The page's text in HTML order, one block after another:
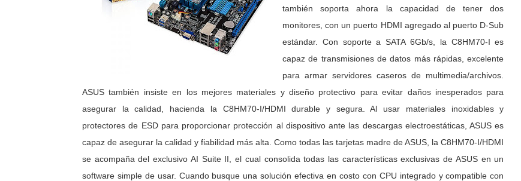
también soporta ahora la capacidad de tener dos
monitores, con un puerto HDMI agregado al puerto D-Sub
estándar. Con soporte a SATA 6Gb/s, la C8HM70-I es
capaz de transmisiones de datos más rápidas, excelente
para armar servidores caseros de multimedia/archivos.
ASUS también insiste en los mejores materiales y diseño protectivo para evitar daños inesperados para
asegurar la calidad, hacienda la C8HM70-I/HDMI durable y segura. Al usar materiales inoxidables y
protectores de ESD para proporcionar protección al dispositivo ante las descargas electroestáticas, ASUS es
capaz de asegurar la calidad y fiabilidad más alta. Como todas las tarjetas madre de ASUS, la C8HM70-I/HDMI
se acompaña del exclusivo AI Suite II, el cual consolida todas las características exclusivas de ASUS en un
software simple de usar. Cuando busque una solución efectiva en costo con CPU integrado y compatible con